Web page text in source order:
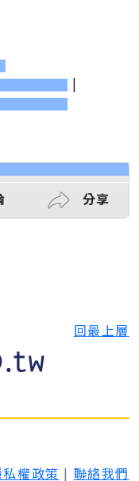
|
分享
回最上層
私權政策 | 聯絡我們